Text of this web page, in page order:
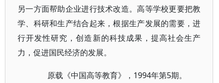
另一方面帮助企业进行技术改造。高等学校更要把教
学、科研和生产结合起来，根据生产发展的需要，进
行开发性研究，创造新的科技成果，提高社会生产
力，促进国民经济的发展。
原载《中国高等教育》， 1994年第5期。